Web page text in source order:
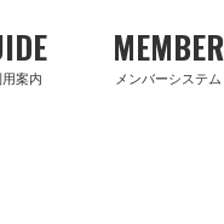
用案内
MEMBER
メンバーシステム